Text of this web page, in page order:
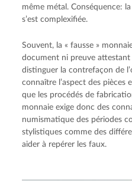
même métal. Conséquence:
s’est complexifiée.
Souvent, la « fausse »
document ni preuve
distinguer la contrefaçon de
connaître l’aspect des pièces
que les procédés de
monnaie exige donc des
numismatique des périodes
stylistiques comme des
aider à repérer les faux.